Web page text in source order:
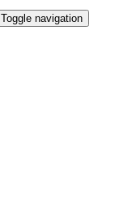
Toggle navigation